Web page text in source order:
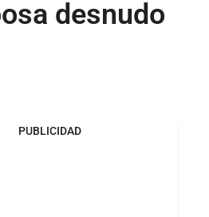
desnudo
PUBLICIDAD